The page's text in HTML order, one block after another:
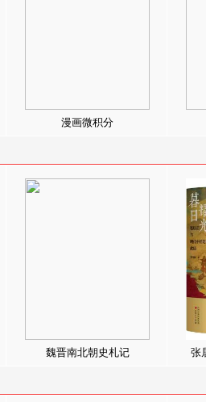
漫画微积分
魏晋南北朝史札记 张